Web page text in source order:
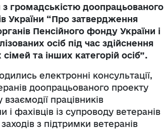
громадськістю доопрацьованого
України “Про затвердження
Пенсійного фонду України і
осіб під час здійснення
сімей та інших категорій осіб”.
електронні консультації,
доопрацьованого проекту
працівників
фахівців із супроводу ветеранів
з підтримки ветеранів